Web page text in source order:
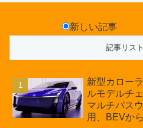
新しい記事
新型カロー
ルモデルチ
マルチパス
用、BEVか